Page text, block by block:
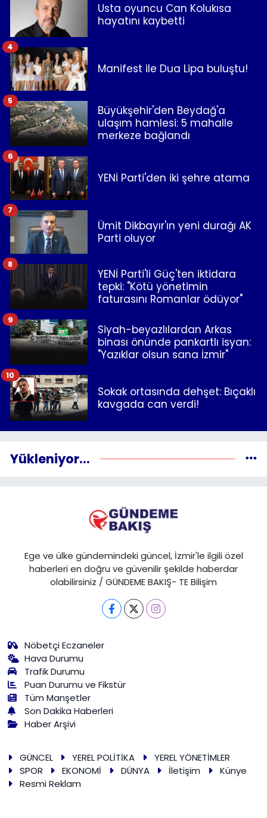
Usta oyuncu Can Kolukısa
hayatını kaybetti
Manifest ile Dua Lipa buluştu!
4
Büyükşehir'den Beydağ'a
ulaşım hamlesi: 5 mahalle
merkeze bağlandı
5
YENİ Parti'den iki şehre atama
6
Ümit Dikbayır'ın yeni durağı AK
Parti oluyor
7
YENİ Parti'li Güç'ten iktidara
tepki: "Kötü yönetimin
faturasını Romanlar ödüyor"
8
Siyah-beyazlılardan Arkas
binası önünde pankartlı isyan:
"Yazıklar olsun sana İzmir"
9
Sokak ortasında dehşet: Bıçaklı
kavgada can verdi!
10
Yükleniyor...
Ege ve ülke gündemindeki güncel, İzmir'le ilgili özel
haberleri en doğru ve güvenilir şekilde haberdar
olabilirsiniz / GÜNDEME BAKIŞ- TE Bilişim
Nöbetçi Eczaneler
Hava Durumu
Trafik Durumu
Puan Durumu ve Fikstür
Tüm Manşetler
Son Dakika Haberleri
Haber Arşivi
GÜNCEL YEREL POLİTİKA
YEREL YÖNETİMLER
SPOR
EKONOMİ DÜNYA İletişim
Künye
Resmi Reklam